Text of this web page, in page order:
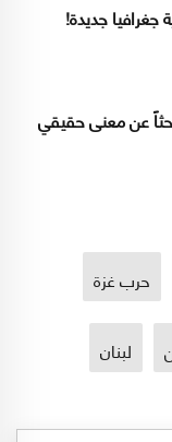
جديدة!
عن معنى حقيقي
حرب غزة
لبنان